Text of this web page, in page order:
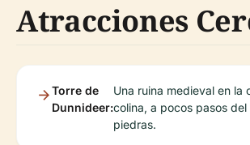
Atracciones
Torre de
Dunnideer:
Una ruina medieval en la
colina, a pocos pasos
piedras.